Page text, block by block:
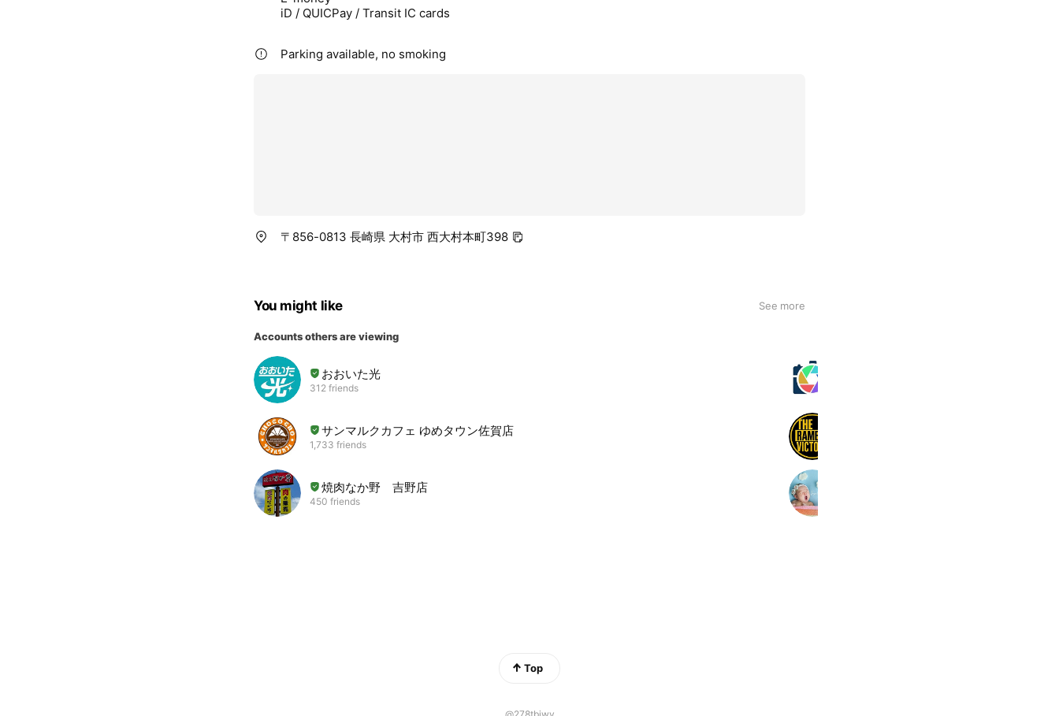
iD / QUICPay / Transit IC cards
Parking available, no smoking
〒856-0813 長崎県 大村市 西大村本町398
You might like See more
Accounts others are viewing
おおいた光
312 friends
サンマルクカフェ ゆめタウン佐賀店
1,733 friends
焼肉なか野 吉野店
450 friends
Top